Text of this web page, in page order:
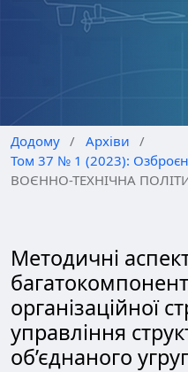
Додому / Архіви
/
Том 37 № 1 (2023):
ВОЄННО-ТЕХНІЧНА
Методичні
організаційної
управління
об’єднаного